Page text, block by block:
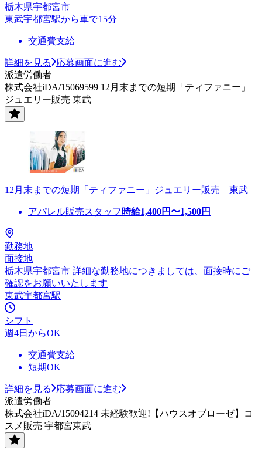
栃木県宇都宮市
東武宇都宮駅から車で15分
交通費支給
詳細を見る
応募画面に進む
派遣労働者
株式会社iDA/15069599 12月末までの短期「ティファニー」
ジュエリー販売 東武
12月末までの短期「ティファニー」ジュエリー販売 東武
アパレル販売スタッフ 時給1,400円〜1,500円
勤務地
面接地
栃木県宇都宮市 詳細な勤務地につきましては、面接時にご
確認をお願いいたします
東武宇都宮駅
シフト
週4日からOK
交通費支給
短期OK
詳細を見る
応募画面に進む
派遣労働者
株式会社iDA/15094214 未経験歓迎!【ハウスオブローゼ】コ
スメ販売 宇都宮東武